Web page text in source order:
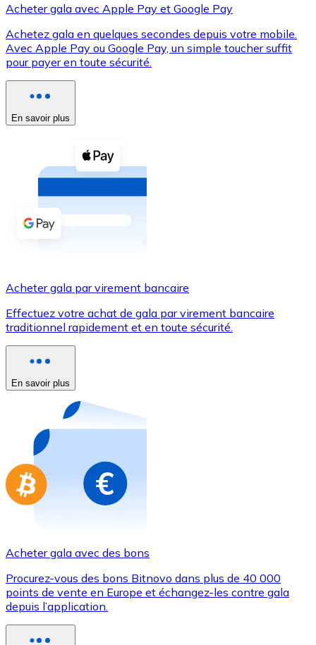
XRP
XRP
Voir toutes
Coupons crypto
Achetez des cryptomonnaies en espèces et d'autres
Acheter avec espèces
Virement SEPA
Utilisez les cartes Visa et Mastercard pour acheter
Acheter avec carte
Nouveau
Achetez des cartes-cadeaux de vos marques
Aller à la boutique de cartes-cadeaux
Acheter gala avec Apple Pay et Google Pay
Achetez gala en quelques secondes depuis votre mobile.
Avec Apple Pay ou Google Pay, un simple toucher suffit
pour payer en toute sécurité.
En savoir plus
Acheter gala par virement bancaire
Effectuez votre achat de gala par virement bancaire
traditionnel rapidement et en toute sécurité.
En savoir plus
Acheter gala avec des bons
Procurez-vous des bons Bitnovo dans plus de 40 000
points de vente en Europe et échangez-les contre gala
depuis l’application.